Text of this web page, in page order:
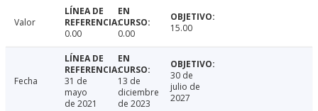
Valor
0.00
0.00 15.00
Fecha
31 de
mayo
de 2021
13 de
diciembre
de 2023
30 de
julio de
2027